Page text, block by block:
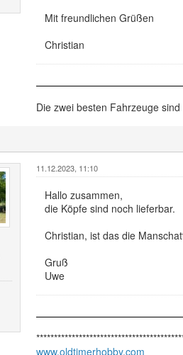
Mit freundlichen Grüßen
Christian
Die zwei besten Fahrzeuge
11.12.2023, 11:10
Hallo zusammen,
die Köpfe sind noch lieferbar.
Christian, ist das die
Gruß
Uwe
www.oldtimerhobby.com